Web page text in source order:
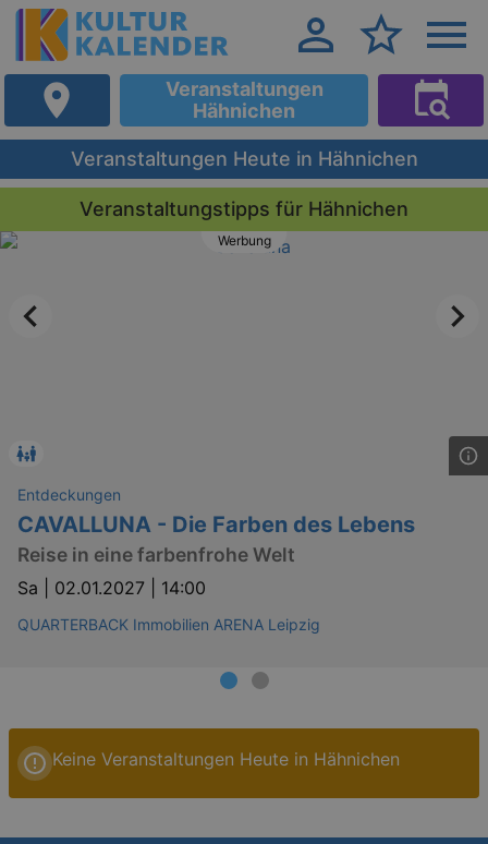
Veranstaltungen
Hähnichen
Veranstaltungen Heute in Hähnichen
Veranstaltungstipps für Hähnichen
Werbung
Entdeckungen
CAVALLUNA - Die Farben des Lebens
Reise in eine farbenfrohe Welt
Sa | 02.01.2027 | 14:00
QUARTERBACK Immobilien ARENA Leipzig
Keine Veranstaltungen Heute in Hähnichen